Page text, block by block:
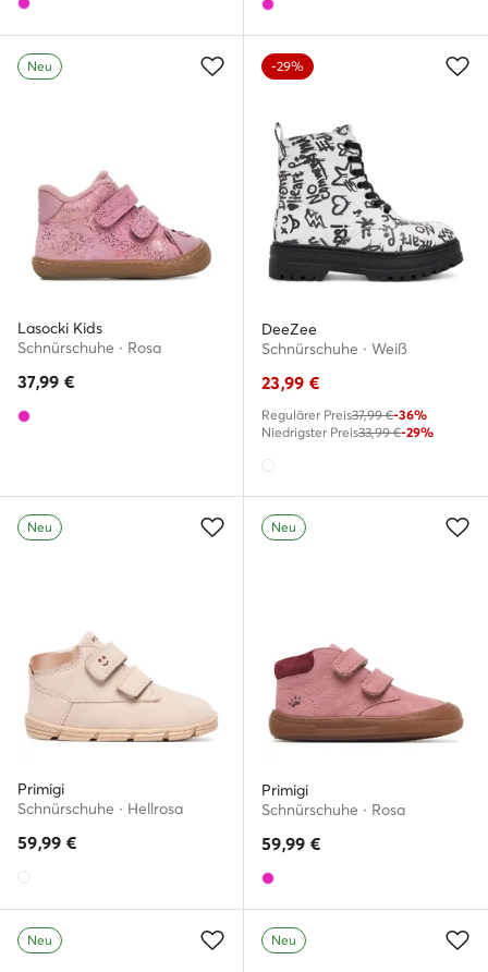
Neu
Lasocki Kids
Schnürschuhe · Rosa
37,99 €
-29%
DeeZee
Schnürschuhe · Weiß
23,99 €
Regulärer Preis37,99 €-36%
Niedrigster Preis33,99 €-29%
Neu
Primigi
Schnürschuhe · Hellrosa
59,99 €
Neu
Primigi
Schnürschuhe · Rosa
59,99 €
Neu Neu